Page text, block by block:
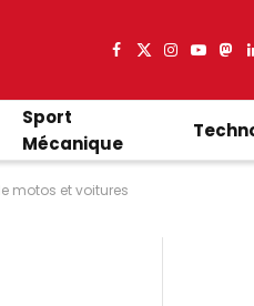
Facebook
X
Instagram
Sport
Mécanique
motos et voitures